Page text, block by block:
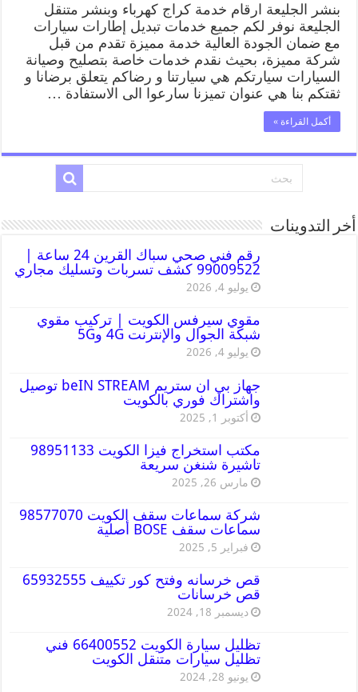
بنشر الجليعة ارقام خدمة كراج كهرباء وبنشر متنقل
الجليعة نوفر لكم جميع خدمات تبديل إطارات سيارات
مع ضمان الجودة العالية خدمة مميزة تقدم من قبل
شركة مميزة، بحيث نقدم خدمات خاصة بتصليح وصيانة
السيارات سيارتكم هي سيارتنا و رضاكم يتعلق برضانا و
ثقتكم بنا هي عنوان تميزنا سارعوا الى الاستفادة …
أكمل القراءة »
أخر التدوينات
رقم فني صحي سباك القرين 24 ساعة |
99009522 كشف تسربات وتسليك مجاري
يوليو 4, 2026
مقوي سيرفس الكويت | تركيب مقوي
شبكة الجوال والإنترنت 4G و5G
يوليو 4, 2026
جهاز بي ان ستريم beIN STREAM توصيل
واشتراك فوري بالكويت
أكتوبر 1, 2025
مكتب استخراج فيزا الكويت 98951133
تاشيرة شنغن سريعة
مارس 26, 2025
شركة سماعات سقف الكويت 98577070
سماعات سقف BOSE أصلية
فبراير 5, 2025
قص خرسانه وفتح كور تكييف 65932555
قص خرسانات
ديسمبر 18, 2024
تظليل سيارة الكويت 66400552 فني
تظليل سيارات متنقل الكويت
يونيو 28, 2024